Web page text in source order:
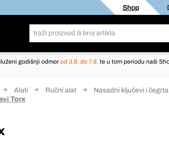
Shop
godišnji odmor od 3.8. do 7.8. te u tom periodu naši
Alati Ručni alat Nasadni ključevi i
Torx